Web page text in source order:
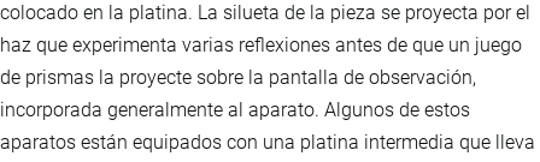
colocado en la platina. La silueta de la pieza se proyecta por el
haz que experimenta varias reflexiones antes de que un juego
de prismas la proyecte sobre la pantalla de observación,
incorporada generalmente al aparato. Algunos de estos
aparatos están equipados con una platina intermedia que lleva